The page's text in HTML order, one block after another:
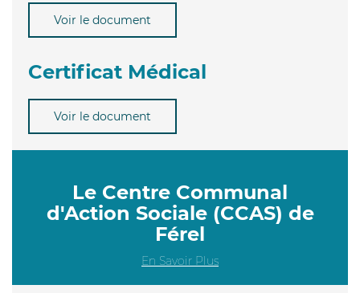
Voir le document
Certificat Médical
Voir le document
Le Centre Communal
d'Action Sociale (CCAS) de
Férel
En Savoir Plus